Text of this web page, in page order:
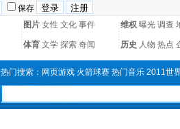
保存
图片 女性 文化 事件 维权 曝光 调查
体育 文学 探索 奇闻 历史 人物 热点
热门搜索： 网页游戏 火箭球赛 热门音乐 2011世